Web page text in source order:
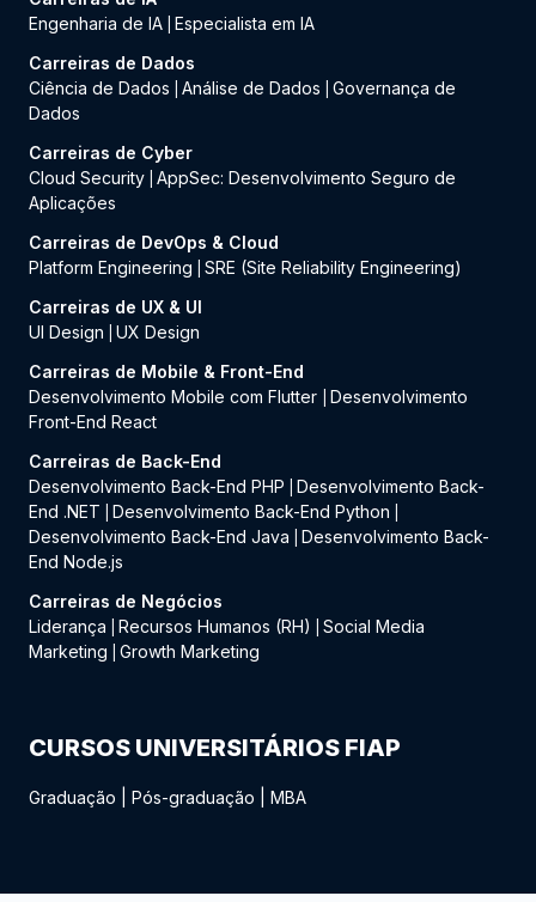
Engenharia de IA Especialista em IA
Carreiras de Dados
Ciência de Dados
Análise de Dados
Governança de
Dados
Carreiras de Cyber
Cloud Security AppSec: Desenvolvimento Seguro de
Aplicações
Carreiras de DevOps & Cloud
Platform Engineering
SRE (Site Reliability Engineering)
Carreiras de UX & UI
UI Design
UX Design
Carreiras de Mobile & Front-End
Desenvolvimento Mobile com Flutter
Desenvolvimento
Front-End React
Carreiras de Back-End
Desenvolvimento Back-End PHP
Desenvolvimento Back-
End .NET
Desenvolvimento Back-End Python
Desenvolvimento Back-End Java
Desenvolvimento Back-
End Node.js
Carreiras de Negócios
Liderança
Recursos Humanos (RH)
Social Media
Marketing
Growth Marketing
CURSOS UNIVERSITÁRIOS FIAP
Graduação Pós-graduação MBA